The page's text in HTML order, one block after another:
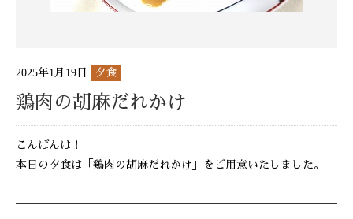
2025年1月19日 夕食
鶏肉の胡麻だれかけ
こんばんは！
本日の夕食は「鶏肉の胡麻だれかけ」をご用意いたしました。